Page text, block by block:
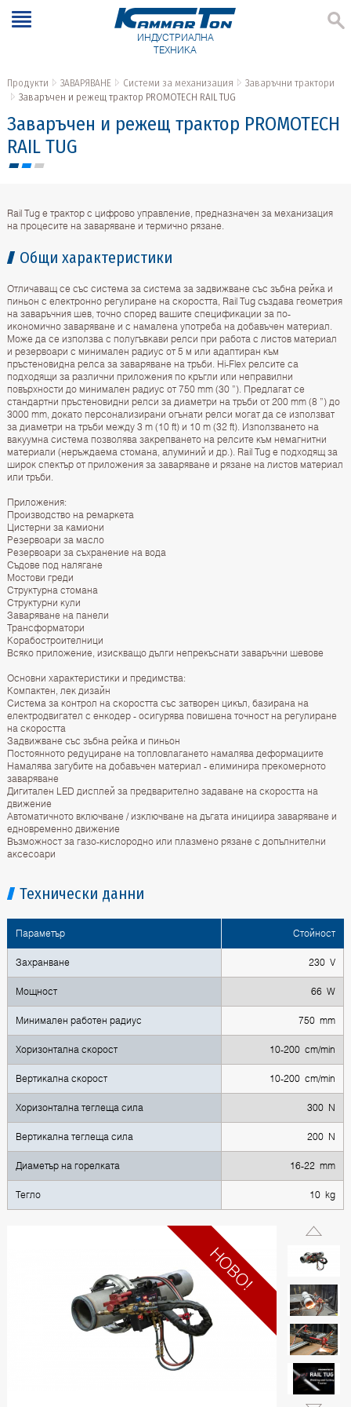
ИНДУСТРИАЛНА
ТЕХНИКА
Продукти ЗАВАРЯВАНЕ Системи за механизация
Заваръчни трактори
Заваръчен и режещ трактор PROMOTECH RAIL TUG
Заваръчен и режещ трактор PROMOTECH
RAIL TUG
Rail Tug е трактор с цифрово управление, предназначен за механизация
на процесите на заваряване и термично рязане.
Общи характеристики
Отличаващ се със система за система за задвижване със зъбна рейка и
пиньон с електронно регулиране на скоростта, Rail Tug създава геометрия
на заваръчния шев, точно според вашите спецификации за по-
икономично заваряване и с намалена употреба на добавъчен материал.
Може да се използва с полугъвкави релси при работа с листов материал
и резервоари с минимален радиус от 5 м или адаптиран към
пръстеновидна релса за заваряване на тръби. Hi-Flex релсите са
подходящи за различни приложения по кръгли или неправилни
повърхности до минимален радиус от 750 mm (30 ”). Предлагат се
стандартни пръстеновидни релси за диаметри на тръби от 200 mm (8 ”) до
3000 mm, докато персонализирани огънати релси могат да се използват
за диаметри на тръби между 3 m (10 ft) и 10 m (32 ft). Използването на
вакуумна система позволява закрепването на релсите към немагнитни
материали (неръждаема стомана, алуминий и др.). Rail Tug е подходящ за
широк спектър от приложения за заваряване и рязане на листов материал
или тръби.
Приложения:
Производство на ремаркета
Цистерни за камиони
Резервоари за масло
Резервоари за съхранение на вода
Съдове под налягане
Мостови греди
Структурна стомана
Структурни кули
Заваряване на панели
Трансформатори
Корабостроителници
Всяко приложение, изискващо дълги непрекъснати заваръчни шевове
Основни характеристики и предимства:
Компактен, лек дизайн
Система за контрол на скоростта със затворен цикъл, базирана на
електродвигател с енкодер - осигурява повишена точност на регулиране
на скоростта
Задвижване със зъбна рейка и пиньон
Постоянното редуциране на топловлагането намалява деформациите
Намалява загубите на добавъчен материал - елиминира прекомерното
заваряване
Дигитален LED дисплей за предварително задаване на скоростта на
движение
Автоматичното включване / изключване на дъгата инициира заваряване и
едновременно движение
Възможност за газо-кислородно или плазмено рязане с допълнителни
аксесоари
Технически данни
Параметър Стойност
Захранване 230 V
Мощност 66 W
Минимален работен радиус 750 mm
Хоризонтална скорост 10-200 cm/min
Вертикална скорост 10-200 cm/min
Хоризонтална теглеща сила 300 N
Вертикална теглеща сила 200 N
Диаметър на горелката 16-22 mm
Тегло 10 kg